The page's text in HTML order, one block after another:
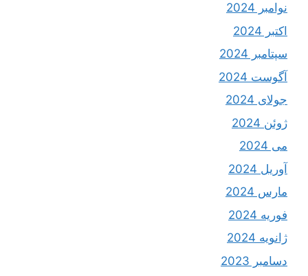
نوامبر 2024
اکتبر 2024
سپتامبر 2024
آگوست 2024
جولای 2024
ژوئن 2024
می 2024
آوریل 2024
مارس 2024
فوریه 2024
ژانویه 2024
دسامبر 2023